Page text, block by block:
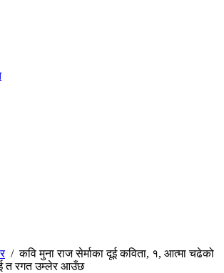
/कवि मुना राज सेर्माका दूई कविता, १, आत्मा चढेको
त रगत उम्लेर आउँछ